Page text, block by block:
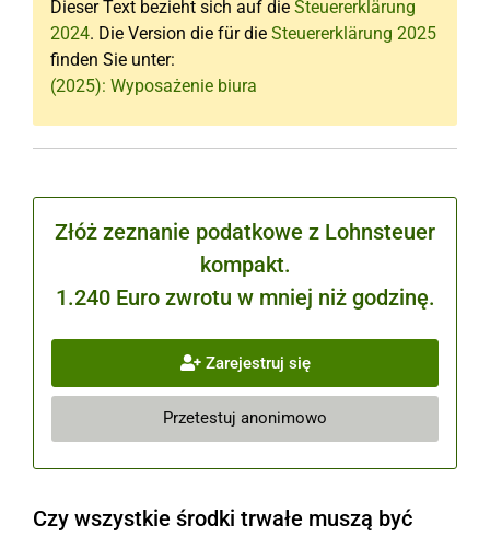
Dieser Text bezieht sich auf die Steuererklärung
2024. Die Version die für die Steuererklärung 2025
finden Sie unter:
(2025): Wyposażenie biura
Złóż zeznanie podatkowe z Lohnsteuer
kompakt.
1.240 Euro zwrotu w mniej niż godzinę.
Zarejestruj się
Przetestuj anonimowo
Czy wszystkie środki trwałe muszą być